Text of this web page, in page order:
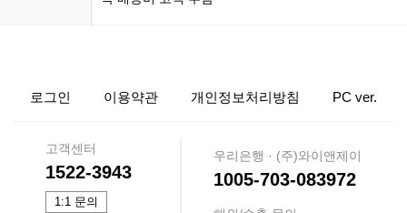
로그인 이용약관 개인정보처리방침 PC ver.
고객센터
1522-3943
1:1 문의
우리은행 · (주)와이앤제이
1005-703-083972